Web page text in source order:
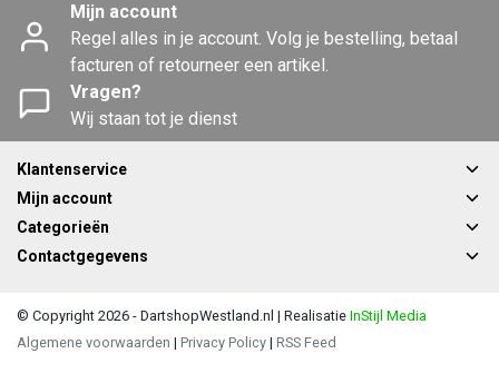
Mijn account
Regel alles in je account. Volg je bestelling, betaal
facturen of retourneer een artikel.
Vragen?
Wij staan tot je dienst
Klantenservice
Mijn account
Categorieën
Contactgegevens
© Copyright 2026 - DartshopWestland.nl | Realisatie InStijl Media
Algemene voorwaarden | Privacy Policy | RSS Feed